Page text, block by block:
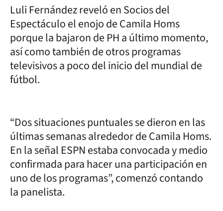
Luli Fernández reveló en Socios del
Espectáculo el enojo de Camila Homs
porque la bajaron de PH a último momento,
así como también de otros programas
televisivos a poco del inicio del mundial de
fútbol.
“Dos situaciones puntuales se dieron en las
últimas semanas alrededor de Camila Homs.
En la señal ESPN estaba convocada y medio
confirmada para hacer una participación en
uno de los programas”, comenzó contando
la panelista.